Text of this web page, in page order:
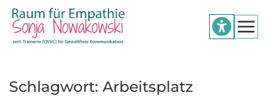
Zum Hauptinhalt springen
Schlagwort: Arbeitsplatz